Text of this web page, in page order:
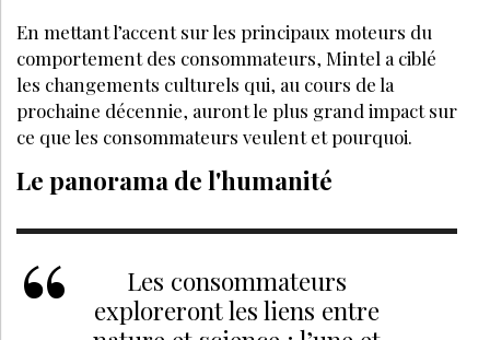
En mettant l’accent sur les principaux moteurs du
comportement des consommateurs, Mintel a ciblé
les changements culturels qui, au cours de la
prochaine décennie, auront le plus grand impact sur
ce que les consommateurs veulent et pourquoi.
Le panorama de l'humanité
Les consommateurs
exploreront les liens entre